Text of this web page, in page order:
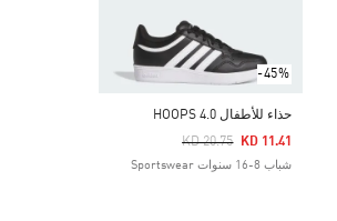
-45%
حذاء للأطفال HOOPS 4.0
Price Reduced From
KD 20.75
To KD 11.41
شباب 8-16 سنوات Sportswear